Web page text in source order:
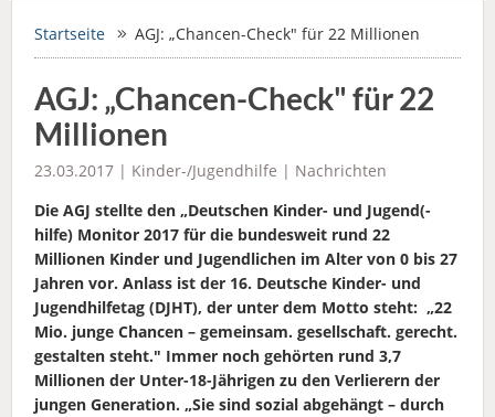
Startseite AGJ: „Chancen-Check" für 22 Millionen
AGJ: „Chancen-Check" für 22
Millionen
23.03.2017 | Kinder-/Jugendhilfe | Nachrichten
Die AGJ stellte den „Deutschen Kinder- und Jugend(-
hilfe) Monitor 2017 für die bundesweit rund 22
Millionen Kinder und Jugendlichen im Alter von 0 bis 27
Jahren vor. Anlass ist der 16. Deutsche Kinder- und
Jugendhilfetag (DJHT), der unter dem Motto steht: „22
Mio. junge Chancen – gemeinsam. gesellschaft. gerecht.
gestalten steht." Immer noch gehörten rund 3,7
Millionen der Unter-18-Jährigen zu den Verlierern der
jungen Generation. „Sie sind sozial abgehängt – durch